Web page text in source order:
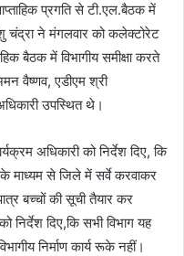
प्रगति से टी.एल.बैठक में
चंद्रा ने मंगलवार को कलेक्‍टोरेट
बैठक में विभागीय समीक्षा करते
वैष्‍णव, एडीएम श्री
उपस्थित थे।
अधिकारी को निर्देश दिए, कि
माध्‍यम से जिले में सर्वे करवाकर
बच्‍चों की सूची तैयार कर
निर्देश दिए,कि सभी विभाग यह
निर्माण कार्य रूके नहीं।